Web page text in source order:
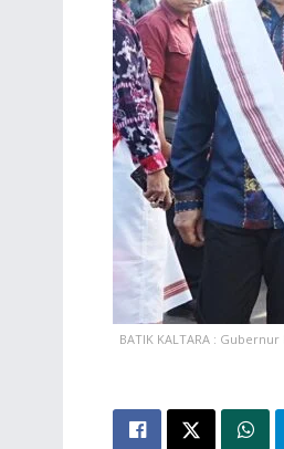
BATIK KALTARA :